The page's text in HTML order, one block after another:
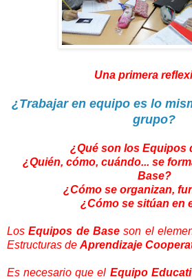
Una primera
¿Trabajar en equipo es lo
grupo?
¿Qué son los Equipos
¿Quién, cómo, cuándo... se
Base?
¿Cómo se organizan,
¿Cómo se sitúan en
LosEquipos de Base son el
Estructuras de Aprendizaje
Es necesario que el Equipo